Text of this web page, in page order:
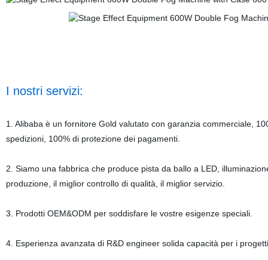
I nostri servizi:
1. Alibaba è un fornitore Gold valutato con garanzia commerciale,
spedizioni, 100% di protezione dei pagamenti.
2. Siamo una fabbrica che produce pista da ballo a LED,
produzione, il miglior controllo di qualità, il miglior servizio.
3. Prodotti OEM&ODM per soddisfare le vostre esigenze speciali.
4. Esperienza avanzata di R&D engineer solida capacità per i